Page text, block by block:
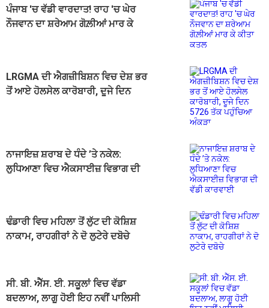
ਪੰਜਾਬ 'ਚ ਵੱਡੀ ਵਾਰਦਾਤ! ਰਾਹ 'ਚ ਘੇਰ
ਨੌਜਵਾਨ ਦਾ ਸ਼ਰੇਆਮ ਗੋਲ਼ੀਆਂ ਮਾਰ ਕੇ
LRGMA ਦੀ ਐਗਜ਼ੀਬਿਸ਼ਨ ਵਿਚ ਦੇਸ਼ ਭਰ
ਤੋਂ ਆਏ ਹੋਲਸੇਲ ਕਾਰੋਬਾਰੀ, ਦੂਜੇ ਦਿਨ
ਨਾਜਾਇਜ਼ ਸ਼ਰਾਬ ਦੇ ਧੰਦੇ ’ਤੇ ਨਕੇਲ:
ਲੁਧਿਆਣਾ ਵਿਚ ਐਕਸਾਈਜ਼ ਵਿਭਾਗ ਦੀ
ਢੰਡਾਰੀ ਵਿਚ ਮਹਿਲਾ ਤੋਂ ਲੁੱਟ ਦੀ ਕੋਸ਼ਿਸ਼
ਨਾਕਾਮ, ਰਾਹਗੀਰਾਂ ਨੇ ਦੋ ਲੁਟੇਰੇ ਦਬੋਚੇ
ਸੀ. ਬੀ. ਐੱਸ. ਈ. ਸਕੂਲਾਂ ਵਿਚ ਵੱਡਾ
ਬਦਲਾਅ, ਲਾਗੂ ਹੋਈ ਇਹ ਨਵੀਂ ਪਾਲਿਸੀ